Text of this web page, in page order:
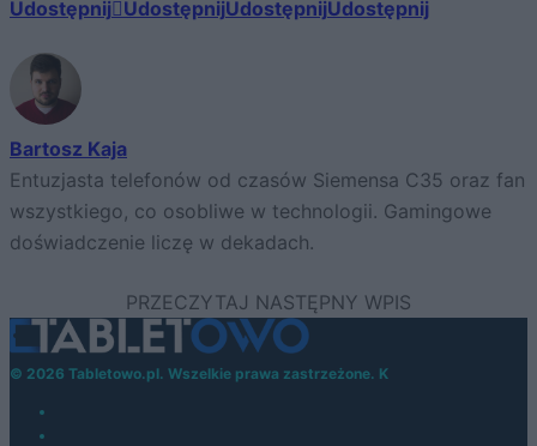
Udostępnij UdostępnijUdostępnijUdostępnij
Bartosz Kaja
Entuzjasta telefonów od czasów Siemensa C35 oraz fan
wszystkiego, co osobliwe w technologii. Gamingowe
doświadczenie liczę w dekadach.
© 2026 Tabletowo.pl. Wszelkie prawa zastrzeżone. K